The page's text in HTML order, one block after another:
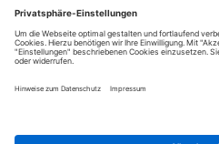
« Zurück